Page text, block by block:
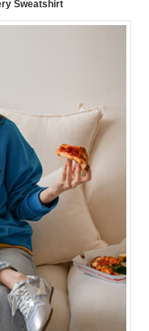
Sweatshirt